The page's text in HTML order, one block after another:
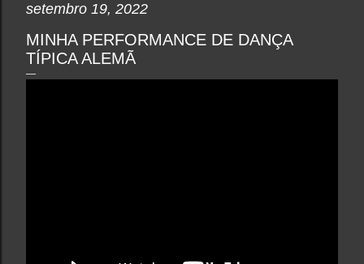
setembro 19, 2022
MINHA PERFORMANCE DE DANÇA
TÍPICA ALEMÃ